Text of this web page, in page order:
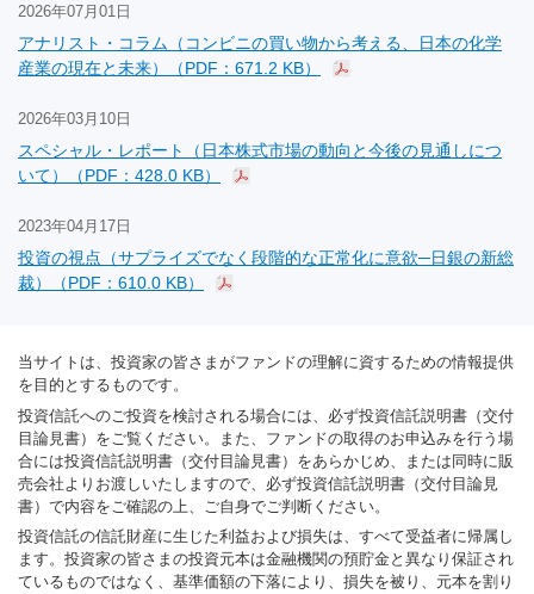
2026年07月01日
アナリスト・コラム（コンビニの買い物から考える、日本の化学
産業の現在と未来）（PDF：671.2 KB）
2026年03月10日
スペシャル・レポート（日本株式市場の動向と今後の見通しにつ
いて）（PDF：428.0 KB）
2023年04月17日
投資の視点（サプライズでなく段階的な正常化に意欲─日銀の新総
裁）（PDF：610.0 KB）
当サイトは、投資家の皆さまがファンドの理解に資するための情報提供
を目的とするものです。
投資信託へのご投資を検討される場合には、必ず投資信託説明書（交付
目論見書）をご覧ください。また、ファンドの取得のお申込みを行う場
合には投資信託説明書（交付目論見書）をあらかじめ、または同時に販
売会社よりお渡しいたしますので、必ず投資信託説明書（交付目論見
書）で内容をご確認の上、ご自身でご判断ください。
投資信託の信託財産に生じた利益および損失は、すべて受益者に帰属し
ます。投資家の皆さまの投資元本は金融機関の預貯金と異なり保証され
ているものではなく、基準価額の下落により、損失を被り、元本を割り